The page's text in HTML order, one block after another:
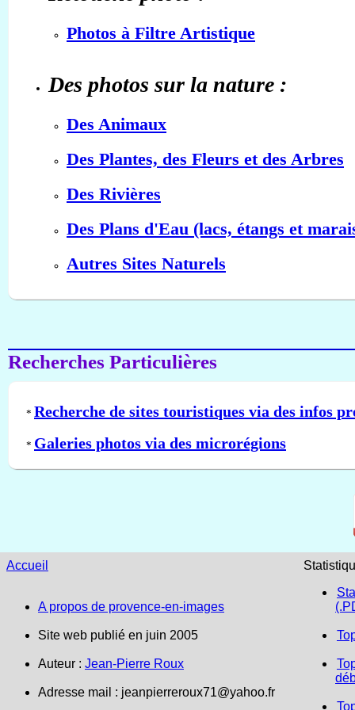
Photos à Filtre Artistique
Des photos sur la nature :
Des Animaux
Des Plantes, des Fleurs et des Arbres
Des Rivières
Des Plans d'Eau (lacs, étangs et
Autres Sites Naturels
Recherches Particulières
* Recherche de sites touristiques via des infos
* Galeries photos via des microrégions
Accueil
A propos de provence-en-images
Site web publié en juin 2005
Auteur : Jean-Pierre Roux
Adresse mail : jeanpierreroux71@yahoo.fr